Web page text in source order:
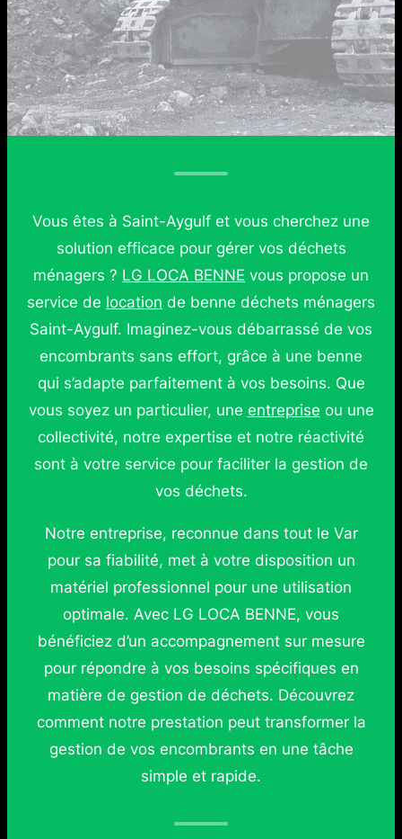
Vous êtes à Saint-Aygulf et vous cherchez une
solution efficace pour gérer vos déchets
ménagers ? LG LOCA BENNE vous propose un
service de location de benne déchets ménagers
Saint-Aygulf. Imaginez-vous débarrassé de vos
encombrants sans effort, grâce à une benne
qui s’adapte parfaitement à vos besoins. Que
vous soyez un particulier, une entreprise ou une
collectivité, notre expertise et notre réactivité
sont à votre service pour faciliter la gestion de
vos déchets.
Notre entreprise, reconnue dans tout le Var
pour sa fiabilité, met à votre disposition un
matériel professionnel pour une utilisation
optimale. Avec LG LOCA BENNE, vous
bénéficiez d’un accompagnement sur mesure
pour répondre à vos besoins spécifiques en
matière de gestion de déchets. Découvrez
comment notre prestation peut transformer la
gestion de vos encombrants en une tâche
simple et rapide.